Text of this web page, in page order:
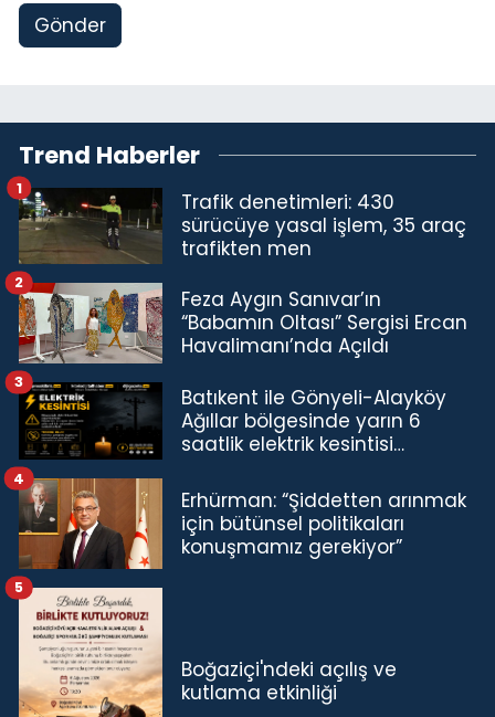
Gönder
Trend Haberler
Trafik denetimleri: 430
sürücüye yasal işlem, 35 araç
trafikten men
1
Feza Aygın Sanıvar’ın
“Babamın Oltası” Sergisi Ercan
Havalimanı’nda Açıldı
2
Batıkent ile Gönyeli-Alayköy
Ağıllar bölgesinde yarın 6
saatlik elektrik kesintisi…
3
Erhürman: “Şiddetten arınmak
için bütünsel politikaları
konuşmamız gerekiyor”
4
Boğaziçi'ndeki açılış ve
kutlama etkinliği
5